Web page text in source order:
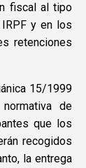
fiscal al tipo
y en los
retenciones
15/1999
de
que los
recogidos
la entrega